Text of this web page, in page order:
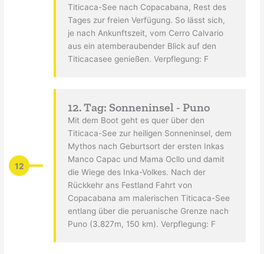
Titicaca-See nach Copacabana, Rest des
Tages zur freien Verfügung. So lässt sich,
je nach Ankunftszeit, vom Cerro Calvario
aus ein atemberaubender Blick auf den
Titicacasee genießen. Verpflegung: F
12
12. Tag: Sonneninsel - Puno
Mit dem Boot geht es quer über den
Titicaca-See zur heiligen Sonneninsel, dem
Mythos nach Geburtsort der ersten Inkas
Manco Capac und Mama Ocllo und damit
die Wiege des Inka-Volkes. Nach der
Rückkehr ans Festland Fahrt von
Copacabana am malerischen Titicaca-See
entlang über die peruanische Grenze nach
Puno (3.827m, 150 km). Verpflegung: F